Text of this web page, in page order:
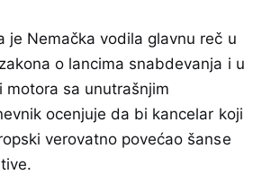
je Nemačka vodila glavnu reč u
o lancima snabdevanja i u
motora sa unutrašnjim
ocenjuje da bi kancelar koji
verovatno povećao šanse